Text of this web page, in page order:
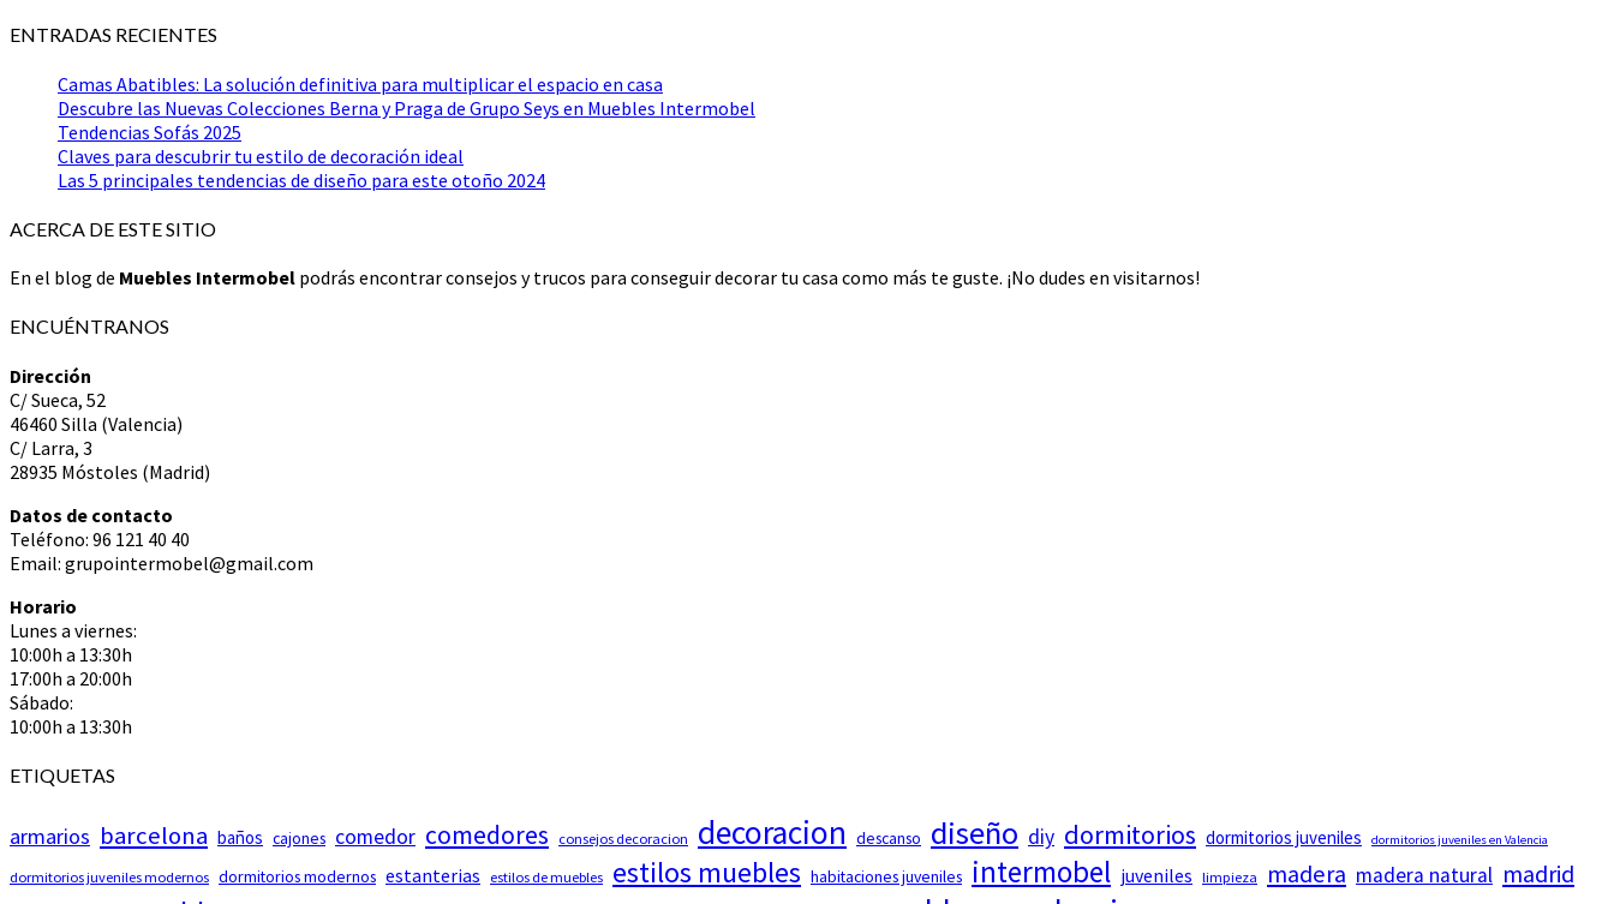
ENTRADAS RECIENTES
Camas Abatibles: La solución definitiva para multiplicar el espacio en casa
Descubre las Nuevas Colecciones Berna y Praga de Grupo Seys en Muebles Intermobel
Tendencias Sofás 2025
Claves para descubrir tu estilo de decoración ideal
Las 5 principales tendencias de diseño para este otoño 2024
ACERCA DE ESTE SITIO
En el blog de Muebles Intermobel podrás encontrar consejos y trucos para conseguir decorar tu casa como más te guste. ¡No dudes en visitarnos!
ENCUÉNTRANOS
Dirección
C/ Sueca, 52
46460 Silla (Valencia)
C/ Larra, 3
28935 Móstoles (Madrid)
Datos de contacto
Teléfono: 96 121 40 40
Email: grupointermobel@gmail.com
Horario
Lunes a viernes:
10:00h a 13:30h
17:00h a 20:00h
Sábado:
10:00h a 13:30h
ETIQUETAS
armarios barcelona baños cajones comedor comedores consejos decoracion decoracion descanso diseño diy dormitorios dormitorios juveniles dormitorios juveniles en Valencia
dormitorios juveniles modernos dormitorios modernos estanterias estilos de muebles estilos muebles habitaciones juveniles intermobel juveniles limpieza madera madera natural madrid